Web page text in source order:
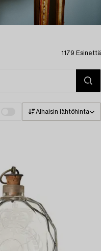
1179 Esinettä
Alhaisin lähtöhinta